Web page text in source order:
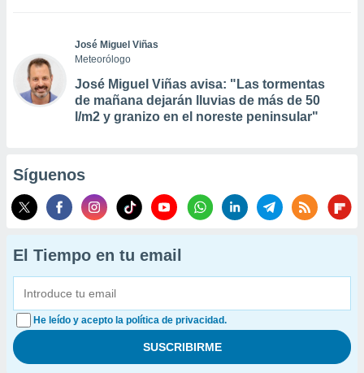
José Miguel Viñas
Meteorólogo
José Miguel Viñas avisa: "Las tormentas
de mañana dejarán lluvias de más de 50
l/m2 y granizo en el noreste peninsular"
Síguenos
El Tiempo en tu email
He leído y acepto la política de privacidad.